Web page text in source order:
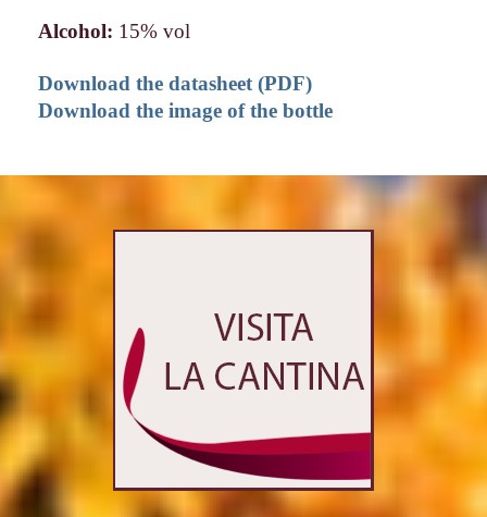
Alcohol: 15% vol
Download the datasheet (PDF)
Download the image of the bottle